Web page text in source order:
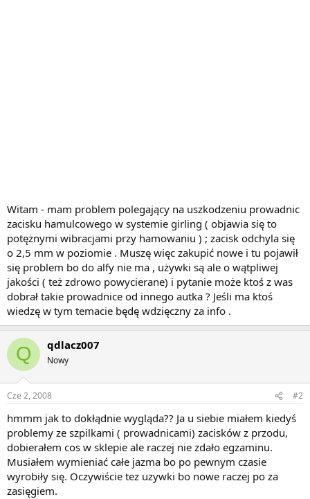
Witam - mam problem polegający na uszkodzeniu prowadnic
zacisku hamulcowego w systemie girling ( objawia się to
potężnymi wibracjami przy hamowaniu ) ; zacisk odchyla się
o 2,5 mm w poziomie . Muszę więc zakupić nowe i tu pojawił
się problem bo do alfy nie ma , używki są ale o wątpliwej
jakości ( też zdrowo powycierane) i pytanie może ktoś z was
dobrał takie prowadnice od innego autka ? Jeśli ma ktoś
wiedzę w tym temacie będę wdzięczny za info .
Q qdlacz007
Nowy
Cze 2, 2008 #2
hmmm jak to dokłądnie wygląda?? Ja u siebie miałem kiedyś
problemy ze szpilkami ( prowadnicami) zacisków z przodu,
dobierałem cos w sklepie ale raczej nie zdało egzaminu.
Musiałem wymieniać całe jazma bo po pewnym czasie
wyrobiły się. Oczywiście tez uzywki bo nowe raczej po za
zasięgiem.